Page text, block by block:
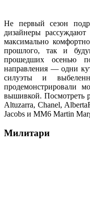
Не первый сезон
дизайнеры
максимально
прошлого, так и
прошедших осенью
направления — одни
силуэты и
продемонстрировали
вышивкой. Посмотреть
Altuzarra, Chanel,
Jacobs и MM6 Martin
Милитари